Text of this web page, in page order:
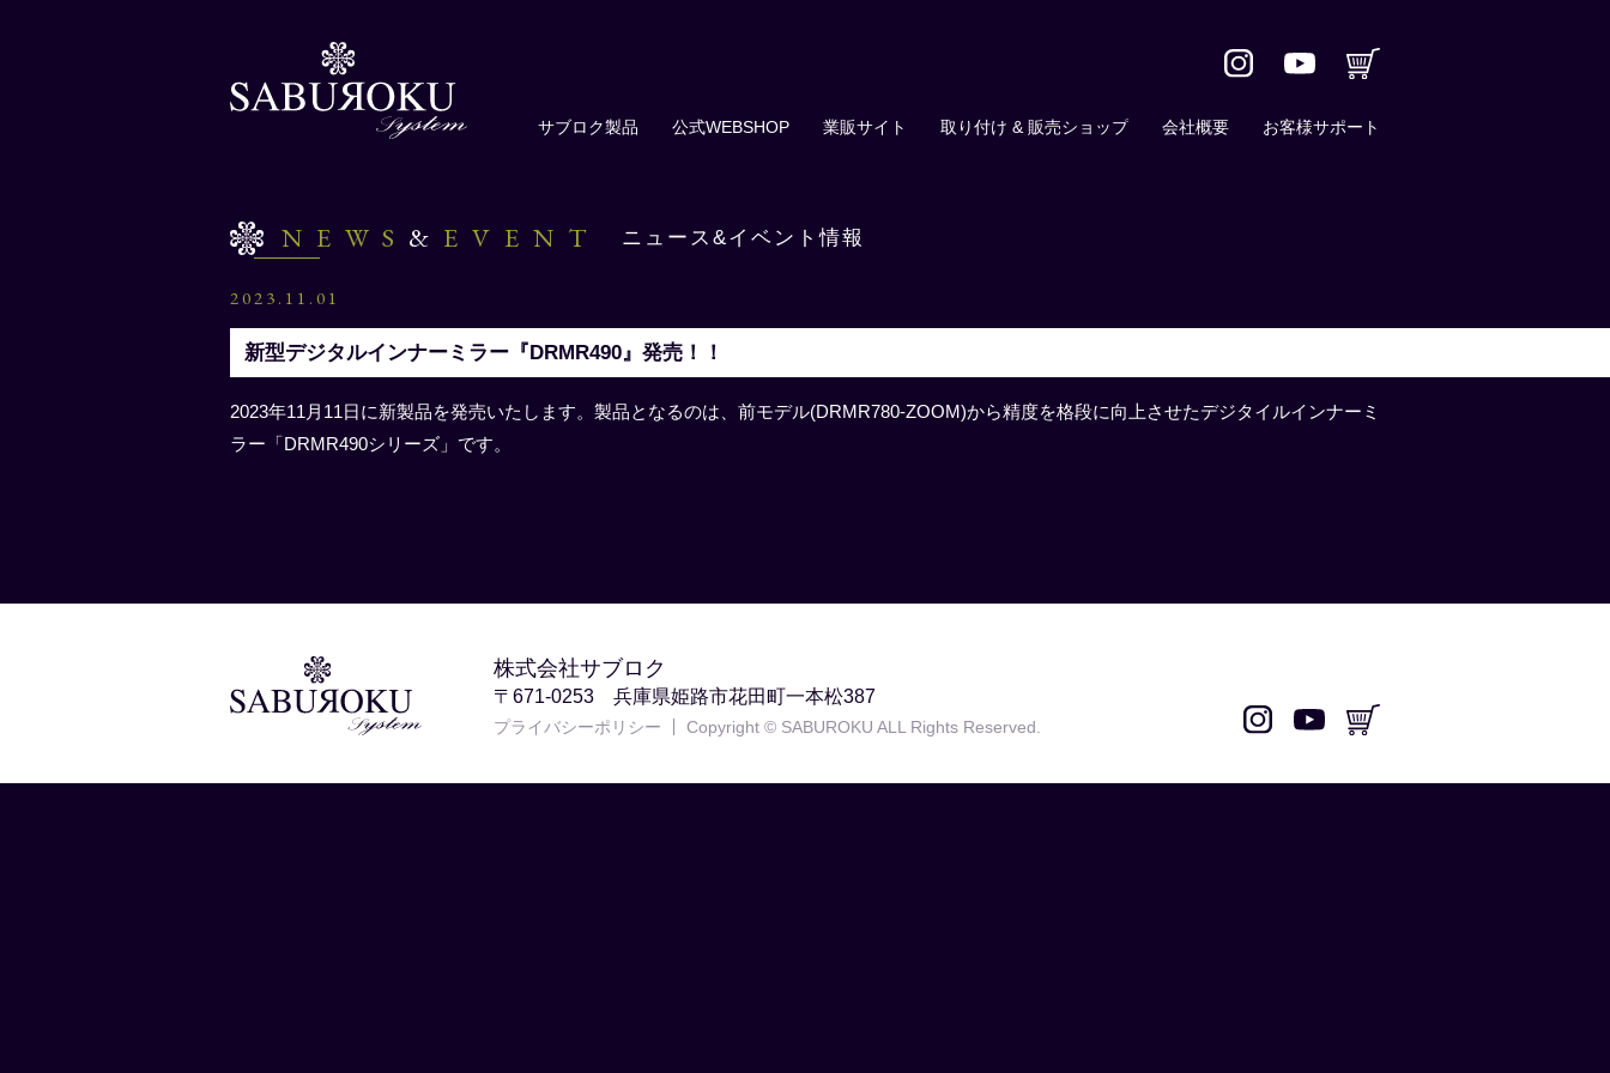
サブロク製品 公式WEBSHOP 業販サイト 取り付け & 販売ショップ 会社概要 お客様サポート
NEWS & EVENT ニュース&イベント情報
2023.11.01
新型デジタルインナーミラー『DRMR490』発売！！
2023年11⽉11⽇に新製品を発売いたします。製品となるのは、前モデル(DRMR780-ZOOM)から精度を格段に向上させたデジタイルインナーミ
ラー「DRMR490シリーズ」です。
株式会社サブロク
〒671-0253 兵庫県姫路市花田町一本松387
プライバシーポリシー Copyright © SABUROKU ALL Rights Reserved.